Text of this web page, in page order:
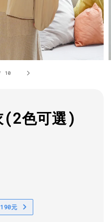
10
(2色可選)
元